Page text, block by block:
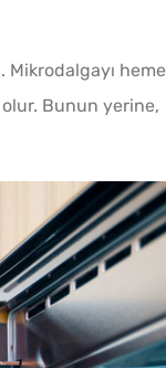
Bunun yerine,